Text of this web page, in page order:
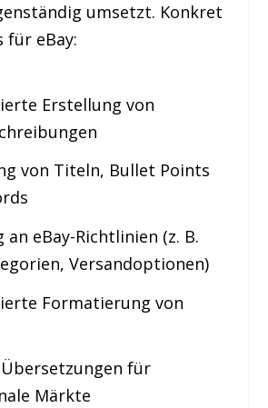
umsetzt. Konkret
für eBay:
Erstellung von
von Titeln, Bullet Points
an eBay-Richtlinien (z. B.
Versandoptionen)
Formatierung von
für
Märkte